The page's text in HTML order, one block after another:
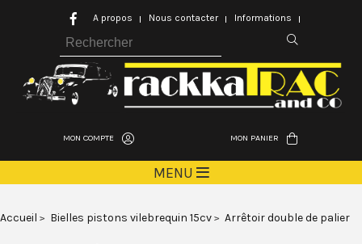
MON COMPTE MON PANIER
MENU
Accueil Bielles pistons vilebrequin 15cv Arrêtoir double de palier
A propos Nous contacter Informations